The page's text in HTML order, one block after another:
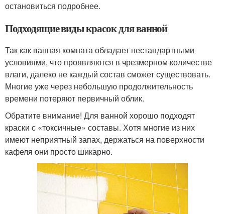
остановиться подробнее.
Подходящие виды красок для ванной
Так как ванная комната обладает нестандартными
условиями, что проявляются в чрезмерном количестве
влаги, далеко не каждый состав сможет существовать.
Многие уже через небольшую продолжительность
времени потеряют первичный облик.
Обратите внимание! Для ванной хорошо подходят
краски с «токсичные» составы. Хотя многие из них
имеют неприятный запах, держаться на поверхности
кафеля они просто шикарно.